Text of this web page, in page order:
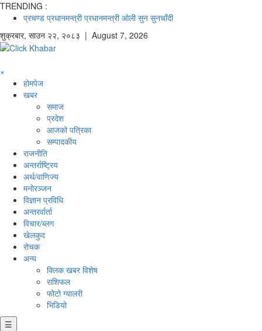
TRENDING :
प्रचण्ड प्रधानमन्त्री प्रधानमन्त्री ओली सुन सुनचाँदी
शुक्रबार, साउन २२, २०८३ | August 7, 2026
×
होमपेज
खबर
समाज
प्रदेश
आजको पत्रिका
सम्पादकीय
राजनीति
अन्तर्राष्ट्रिय
अर्थ/वाणिज्य
मनाेरञ्जन
विज्ञान प्रविधि
अन्तरर्वार्ता
विचार/ब्लग
खेलकुद
रोचक
अन्य
क्लिक खबर विशेष
राशिफल
फोटो ग्यालरी
भिडियो
☰